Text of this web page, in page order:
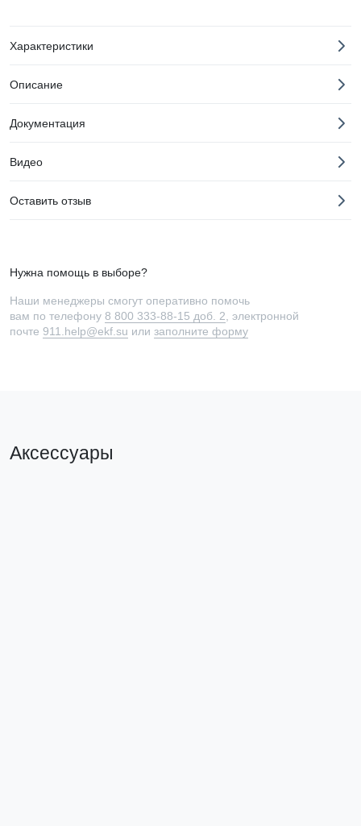
Характеристики
Описание
Документация
Видео
Оставить отзыв
Нужна помощь в выборе?
Наши менеджеры смогут оперативно помочь
вам по телефону 8 800 333-88-15 доб. 2 , электронной
почте 911.help@ekf.su или заполните форму
Аксессуары